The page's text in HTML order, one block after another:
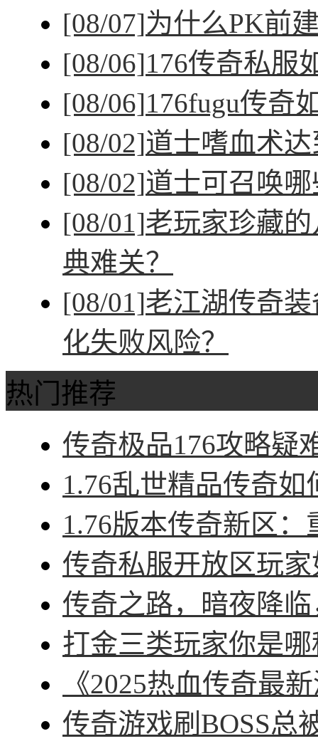
[08/07]为什么PK前
[08/06]176传奇私服
[08/06]176fugu传奇
[08/02]道士嗜血术
[08/02]道士可召唤
[08/01]老玩家珍藏
典难关？
[08/01]老江湖传奇
化失败风险？
热门推荐
传奇极品176攻略疑
1.76乱世精品传奇
1.76版本传奇新区
传奇私服开放区玩
传奇之路，暗夜降
打金三类玩家你是
《2025热血传奇最
传奇游戏刷BOSS总